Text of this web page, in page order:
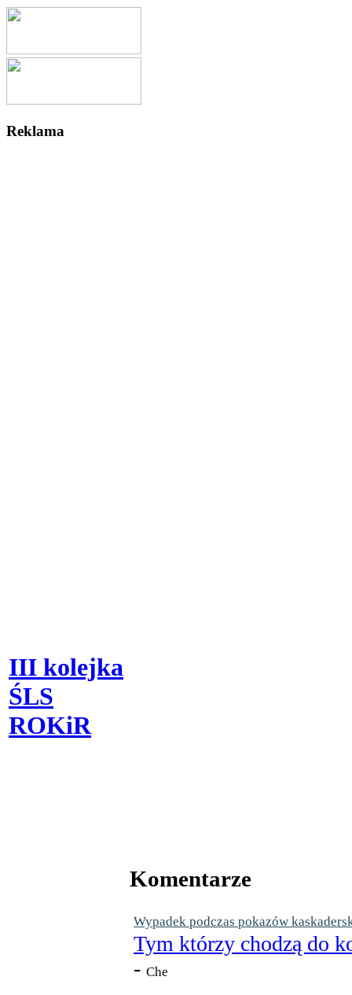
Reklama
Komentarze
Wypadek podczas pokazów
Tym którzy chodzą do
- Che
III kolejka
ŚLS
ROKiR